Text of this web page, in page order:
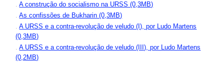
.A construção do socialismo na URSS (0,3MB)
.As confissões de Bukharin (0,3MB)
.A URSS e a contra-revolução de veludo (I), por Ludo Martens
(0,3MB)
.A URSS e a contra-revolução de veludo (III), por Ludo Martens
(0,2MB)